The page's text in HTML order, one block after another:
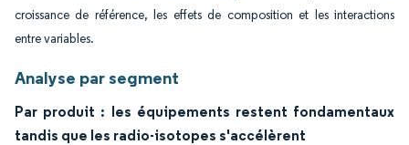
croissance de référence, les effets de composition et les interactions
entre variables.
Analyse par segment
Par produit : les équipements restent fondamentaux
tandis que les radio-isotopes s'accélèrent